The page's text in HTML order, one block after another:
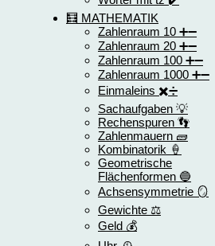
🧮 MATHEMATIK
Zahlenraum 10 ➕➖
Zahlenraum 20 ➕➖
Zahlenraum 100 ➕➖
Zahlenraum 1000 ➕➖
Einmaleins ✖️➗
Sachaufgaben 💡
Rechenspuren 👣
Zahlenmauern 🧱
Kombinatorik 🍦
Geometrische
Flächenformen 🔵
Achsensymmetrie 🪞
Gewichte ⚖️
Geld 💰